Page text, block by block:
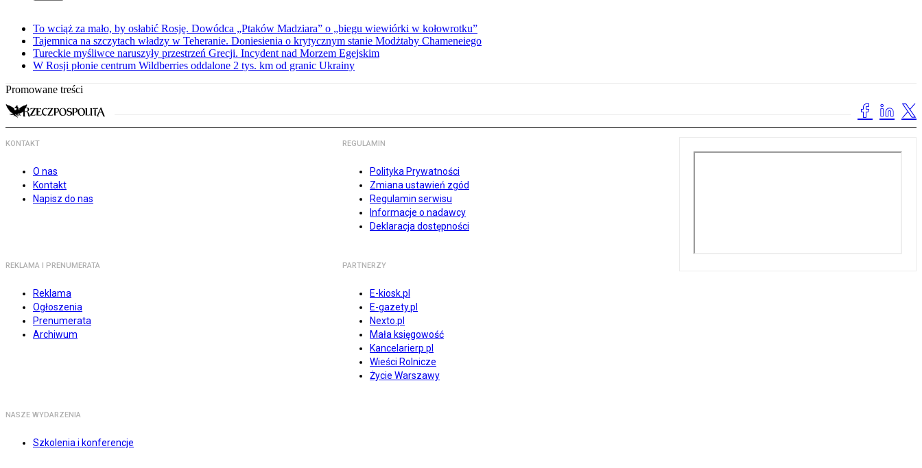
To wciąż za mało, by osłabić Rosję. Dowódca „Ptaków Madziara” o „biegu wiewiórki w kołowrotku”
Tajemnica na szczytach władzy w Teheranie. Doniesienia o krytycznym stanie Modżtaby Chameneiego
Tureckie myśliwce naruszyły przestrzeń Grecji. Incydent nad Morzem Egejskim
W Rosji płonie centrum Wildberries oddalone 2 tys. km od granic Ukrainy
Promowane treści
KONTAKT
O nas
Kontakt
Napisz do nas
REGULAMIN
Polityka Prywatności
Zmiana ustawień zgód
Regulamin serwisu
Informacje o nadawcy
Deklaracja dostępności
REKLAMA I PRENUMERATA
Reklama
Ogłoszenia
Prenumerata
Archiwum
PARTNERZY
E-kiosk.pl
E-gazety.pl
Nexto.pl
Mała księgowość
Kancelarierp.pl
Wieści Rolnicze
Życie Warszawy
NASZE WYDARZENIA
Szkolenia i konferencje